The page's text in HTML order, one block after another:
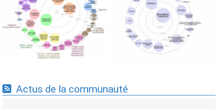
Expertises du GdR -
cartographie par Axes -
19/09/2025
Expertises du GdR -
cartographie par mots-clés
applicatifs - 19/09/2025
Actus de la communauté